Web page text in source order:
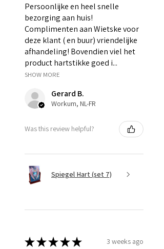
Persoonlijke en heel snelle
bezorging aan huis!
Complimenten aan Wietske voor
deze klant ( en buur) vriendelijke
afhandeling! Bovendien viel het
product hartstikke goed i...
SHOW MORE
Gerard B.
Workum, NL-FR
Was this review helpful?
Spiegel Hart (set 7)
★★★★★ 3 weeks ago